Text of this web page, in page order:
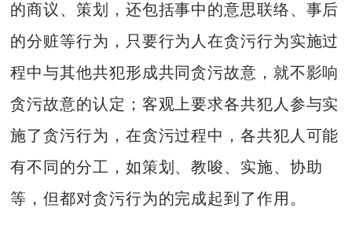
的商议、策划，还包括事中的意思联络、事后
的分赃等行为，只要行为人在贪污行为实施过
程中与其他共犯形成共同贪污故意，就不影响
贪污故意的认定；客观上要求各共犯人参与实
施了贪污行为，在贪污过程中，各共犯人可能
有不同的分工，如策划、教唆、实施、协助
等，但都对贪污行为的完成起到了作用。